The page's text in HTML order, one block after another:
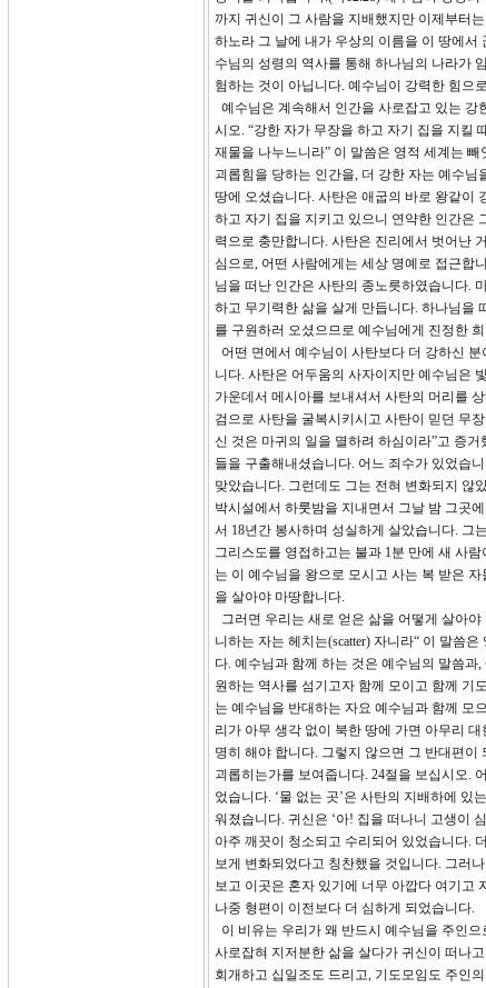
까지 귀신이 그 사람을 지배했지만 이제부터
하노라 그 날에 내가 우상의 이름을 이 땅에서
수님의 성령의 역사를 통해 하나님의 나라가
험하는 것이 아닙니다. 예수님이 강력한 힘으
예수님은 계속해서 인간을 사로잡고 있는 강
시오. “강한 자가 무장을 하고 자기 집을 지킬
재물을 나누느니라” 이 말씀은 영적 세계는
괴롭힘을 당하는 인간을, 더 강한 자는 예수
땅에 오셨습니다. 사탄은 애굽의 바로 왕같이
하고 자기 집을 지키고 있으니 연약한 인간은
력으로 충만합니다. 사탄은 진리에서 벗어난
심으로, 어떤 사람에게는 세상 명예로 접근합
님을 떠난 인간은 사탄의 종노릇하였습니다.
하고 무기력한 삶을 살게 만듭니다. 하나님을
를 구원하러 오셨으므로 예수님에게 진정한
어떤 면에서 예수님이 사탄보다 더 강하신
니다. 사탄은 어두움의 사자이지만 예수님은
가운데서 메시아를 보내셔서 사탄의 머리를
검으로 사탄을 굴복시키시고 사탄이 믿던 무
신 것은 마귀의 일을 멸하려 하심이라”고 증
들을 구출해내셨습니다. 어느 죄수가 있었습
맞았습니다. 그런데도 그는 전혀 변화되지 않
박시설에서 하룻밤을 지내면서 그날 밤 그곳
서 18년간 봉사하며 성실하게 살았습니다. 그
그리스도를 영접하고는 불과 1분 만에 새 사
는 이 예수님을 왕으로 모시고 사는 복 받은
을 살아야 마땅합니다.
그러면 우리는 새로 얻은 삶을 어떻게 살아
니하는 자는 헤치는(scatter) 자니라“ 이 말씀
다. 예수님과 함께 하는 것은 예수님의 말씀
원하는 역사를 섬기고자 함께 모이고 함께 기
는 예수님을 반대하는 자요 예수님과 함께 모
리가 아무 생각 없이 북한 땅에 가면 아무리
명히 해야 합니다. 그렇지 않으면 그 반대편
괴롭히는가를 보여줍니다. 24절을 보십시오.
었습니다. ‘물 없는 곳’은 사탄의 지배하에 있
워졌습니다. 귀신은 ‘아! 집을 떠나니 고생이
아주 깨끗이 청소되고 수리되어 있었습니다.
보게 변화되었다고 칭찬했을 것입니다. 그러
보고 이곳은 혼자 있기에 너무 아깝다 여기고
나중 형편이 이전보다 더 심하게 되었습니다.
이 비유는 우리가 왜 반드시 예수님을 주인
사로잡혀 지저분한 삶을 살다가 귀신이 떠나
회개하고 십일조도 드리고, 기도모임도 주인